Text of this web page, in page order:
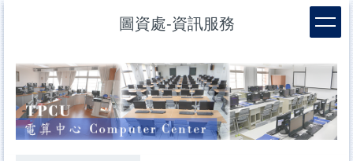
內
容
區
圖資處-資訊服務